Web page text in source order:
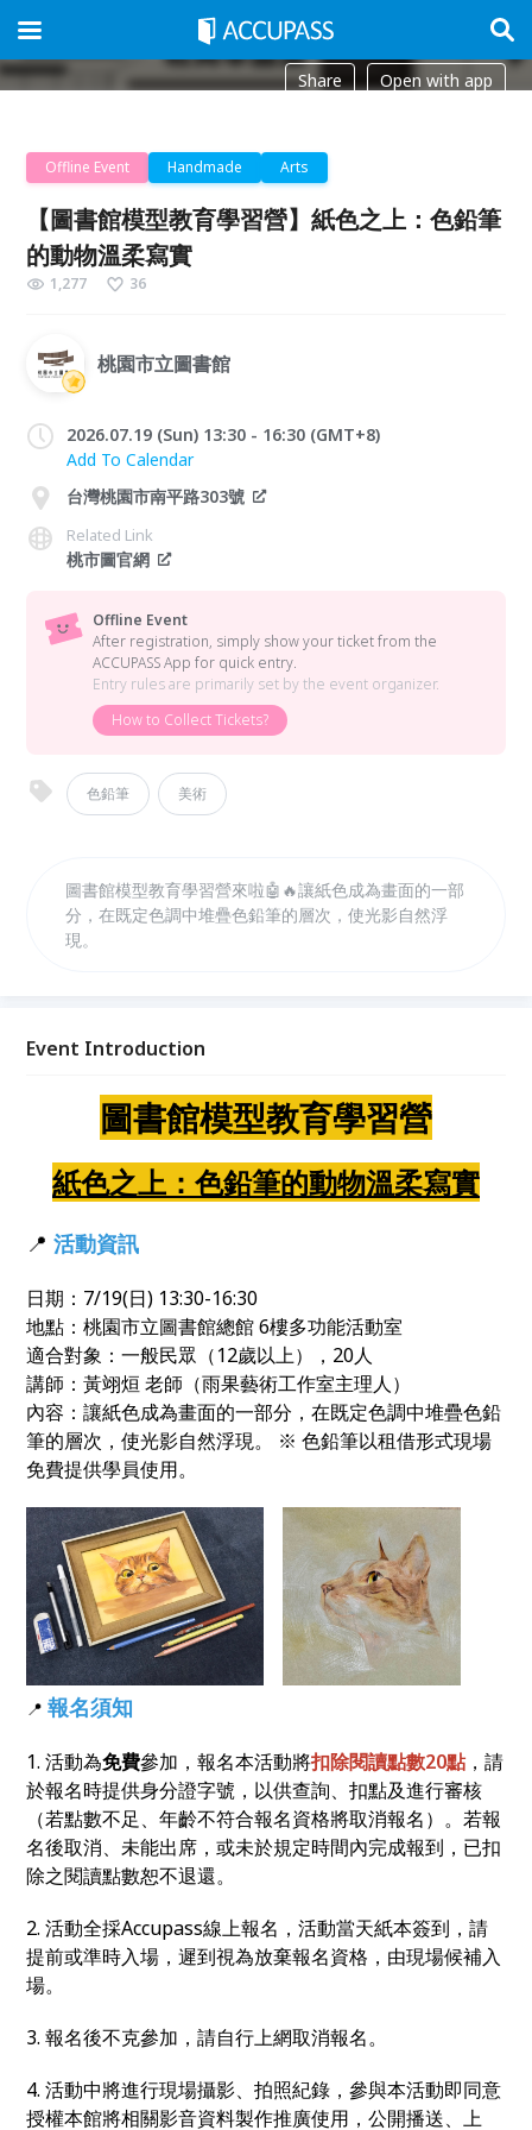
Share Open with app
Offline Event Handmade Arts
【圖書館模型教育學習營】紙色之上：色鉛筆
的動物溫柔寫實
1,277 36
桃園市立圖書館
2026.07.19 (Sun) 13:30 - 16:30 (GMT+8)
Add To Calendar
台灣桃園市南平路303號
Related Link
桃市圖官網
Offline Event
After registration, simply show your ticket from the
ACCUPASS App for quick entry.
Entry rules are primarily set by the event organizer.
How to Collect Tickets?
色鉛筆 美術
圖書館模型教育學習營來啦🤖🔥讓紙色成為畫面的一部
分，在既定色調中堆疊色鉛筆的層次，使光影自然浮
現。
Event Introduction
圖書館模型教育學習營
紙色之上：色鉛筆的動物溫柔寫實
📍活動資訊
日期：7/19(日) 13:30-16:30
地點：桃園市立圖書館總館 6樓多功能活動室
適合對象：一般民眾（12歲以上），20人
講師：黃翊烜 老師（雨果藝術工作室主理人）
內容：讓紙色成為畫面的一部分，在既定色調中堆疊色鉛
筆的層次，使光影自然浮現。 ※ 色鉛筆以租借形式現場
免費提供學員使用。
📍 報名須知
1. 活動為免費參加，報名本活動將扣除閱讀點數20點，請
於報名時提供身分證字號，以供查詢、扣點及進行審核
（若點數不足、年齡不符合報名資格將取消報名）。若報
名後取消、未能出席，或未於規定時間內完成報到，已扣
除之閱讀點數恕不退還。
2. 活動全採Accupass線上報名，活動當天紙本簽到，請
提前或準時入場，遲到視為放棄報名資格，由現場候補入
場。
3. 報名後不克參加，請自行上網取消報名。
4. 活動中將進行現場攝影、拍照紀錄，參與本活動即同意
授權本館將相關影音資料製作推廣使用，公開播送、上